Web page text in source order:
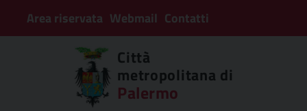
Area riservata Webmail Contatti
Città
metropolitana di
Palermo